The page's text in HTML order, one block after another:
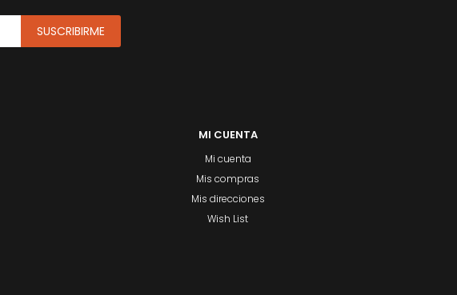
MI CUENTA
Mi cuenta
Mis compras
Mis direcciones
Wish List
SUSCRIBIRME